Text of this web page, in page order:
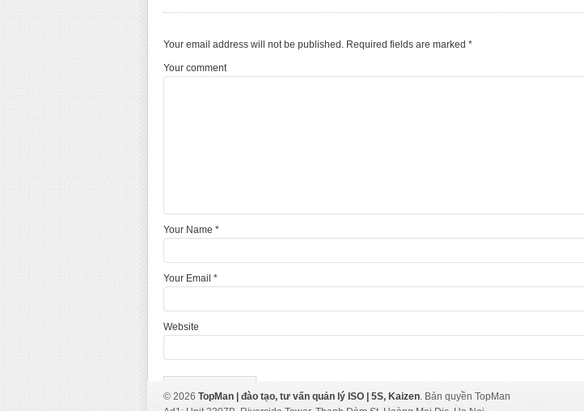
Your email address will not be published. Required fields are marked *
Your comment
Your Name *
Your Email *
Website
© 2026 TopMan | đào tạo, tư vấn quản lý ISO | 5S, Kaizen. Bản quyền TopMan